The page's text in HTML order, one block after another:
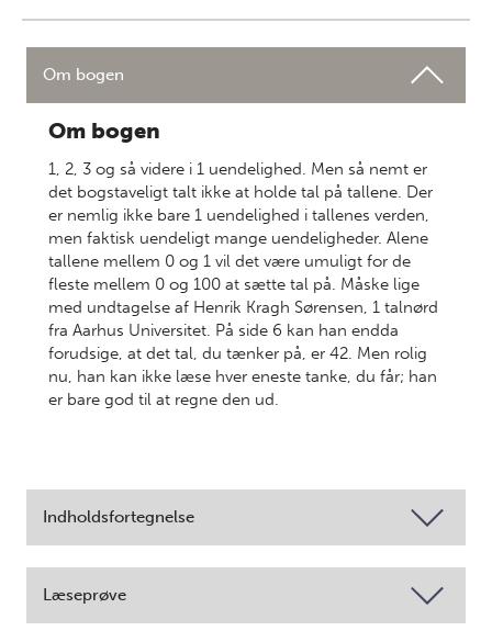
Om bogen
Om bogen
1, 2, 3 og så videre i 1 uendelighed. Men så nemt er
det bogstaveligt talt ikke at holde tal på tallene. Der
er nemlig ikke bare 1 uendelighed i tallenes verden,
men faktisk uendeligt mange uendeligheder. Alene
tallene mellem 0 og 1 vil det være umuligt for de
fleste mellem 0 og 100 at sætte tal på. Måske lige
med undtagelse af Henrik Kragh Sørensen, 1 talnørd
fra Aarhus Universitet. På side 6 kan han endda
forudsige, at det tal, du tænker på, er 42. Men rolig
nu, han kan ikke læse hver eneste tanke, du får; han
er bare god til at regne den ud.
Indholdsfortegnelse
Læseprøve